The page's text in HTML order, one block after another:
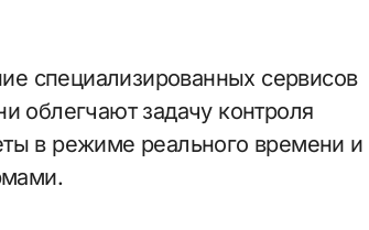
специализированных сервисов
облегчают задачу контроля
в режиме реального времени и